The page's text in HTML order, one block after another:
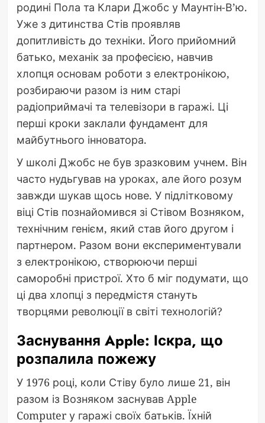
родині Пола та Клари Джобс у Маунтін-В’ю.
Уже з дитинства Стів проявляв
допитливість до техніки. Його прийомний
батько, механік за професією, навчив
хлопця основам роботи з електронікою,
розбираючи разом із ним старі
радіоприймачі та телевізори в гаражі. Ці
перші кроки заклали фундамент для
майбутнього інноватора.
У школі Джобс не був зразковим учнем. Він
часто нудьгував на уроках, але його розум
завжди шукав щось нове. У підлітковому
віці Стів познайомився зі Стівом Возняком,
технічним генієм, який став його другом і
партнером. Разом вони експериментували
з електронікою, створюючи перші
саморобні пристрої. Хто б міг подумати, що
ці два хлопці з передмістя стануть
творцями революції в світі технологій?
Заснування Apple: Іскра, що
розпалила пожежу
У 1976 році, коли Стіву було лише 21, він
разом із Возняком заснував Apple
Computer у гаражі своїх батьків. Їхній